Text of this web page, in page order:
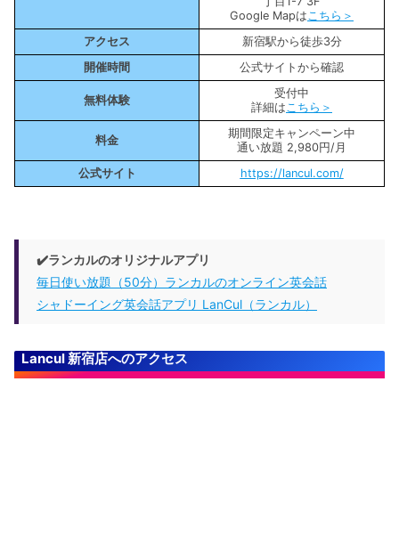
Google Mapはこちら＞
アクセス
新宿駅から徒歩3分
開催時間
公式サイトから確認
無料体験
受付中
詳細はこちら＞
料金
期間限定キャンペーン中
通い放題 2,980円/月
公式サイト
https://lancul.com/
✔️ランカルのオリジナルアプリ
毎日使い放題（50分）ランカルのオンライン英会話
シャドーイング英会話アプリ LanCul（ランカル）
Lancul 新宿店へのアクセス